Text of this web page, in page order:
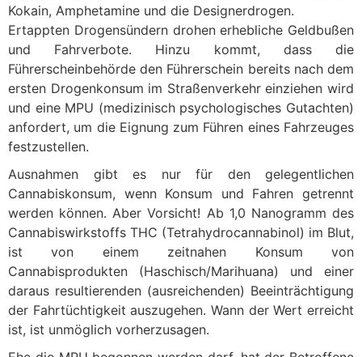
Kokain, Amphetamine und die Designerdrogen.
Ertappten Drogensündern drohen erhebliche Geldbußen
und Fahrverbote. Hinzu kommt, dass die
Führerscheinbehörde den Führerschein bereits nach dem
ersten Drogenkonsum im Straßenverkehr einziehen wird
und eine MPU (medizinisch psychologisches Gutachten)
anfordert, um die Eignung zum Führen eines Fahrzeuges
festzustellen.
Ausnahmen gibt es nur für den gelegentlichen
Cannabiskonsum, wenn Konsum und Fahren getrennt
werden können. Aber Vorsicht! Ab 1,0 Nanogramm des
Cannabiswirkstoffs THC (Tetrahydrocannabinol) im Blut,
ist von einem zeitnahen Konsum von
Cannabisprodukten (Haschisch/Marihuana) und einer
daraus resultierenden (ausreichenden) Beeinträchtigung
der Fahrtüchtigkeit auszugehen. Wann der Wert erreicht
ist, ist unmöglich vorherzusagen.